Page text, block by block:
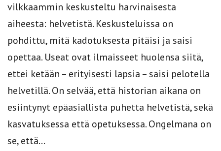
vilkkaammin keskusteltu harvinaisesta
aiheesta: helvetistä. Keskusteluissa on
pohdittu, mitä kadotuksesta pitäisi ja saisi
opettaa. Useat ovat ilmaisseet huolensa siitä,
ettei ketään – erityisesti lapsia – saisi pelotella
helvetillä. On selvää, että historian aikana on
esiintynyt epäasiallista puhetta helvetistä, sekä
kasvatuksessa että opetuksessa. Ongelmana on
se, että...